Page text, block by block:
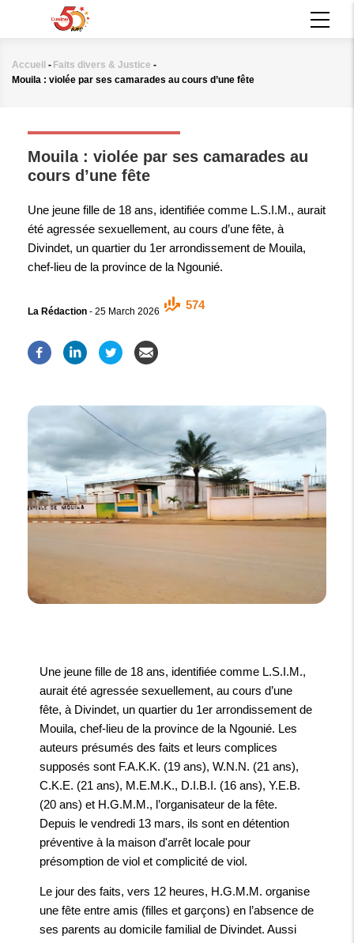
principal
Fil
Accueil - Faits divers & Justice -
Mouila : violée par ses camarades au cours d’une fête
Mouila : violée par ses camarades au
cours d’une fête
Une jeune fille de 18 ans, identifiée comme L.S.I.M., aurait
été agressée sexuellement, au cours d’une fête, à
Divindet, un quartier du 1er arrondissement de Mouila,
chef-lieu de la province de la Ngounié.
La Rédaction - 25 March 2026
574
Une jeune fille de 18 ans, identifiée comme L.S.I.M.,
aurait été agressée sexuellement, au cours d’une
fête, à Divindet, un quartier du 1er arrondissement de
Mouila, chef-lieu de la province de la Ngounié. Les
auteurs présumés des faits et leurs complices
supposés sont F.A.K.K. (19 ans), W.N.N. (21 ans),
C.K.E. (21 ans), M.E.M.K., D.I.B.I. (16 ans), Y.E.B.
(20 ans) et H.G.M.M., l’organisateur de la fête.
Depuis le vendredi 13 mars, ils sont en détention
préventive à la maison d'arrêt locale pour
présomption de viol et complicité de viol.
Le jour des faits, vers 12 heures, H.G.M.M. organise
une fête entre amis (filles et garçons) en l’absence de
ses parents au domicile familial de Divindet. Aussi